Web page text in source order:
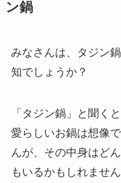
ン鍋
みなさんは、タジン
知でしょうか？
「タジン鍋」と聞く
愛らしいお鍋は想像
んが、その中身はど
もいるかもしれません